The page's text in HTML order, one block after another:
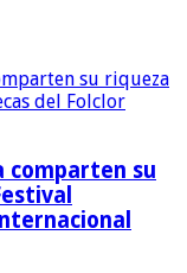
comparten su